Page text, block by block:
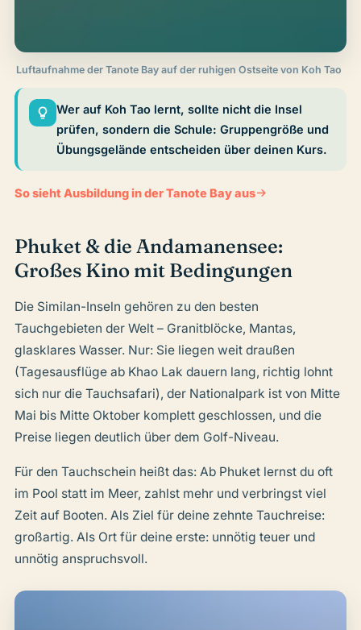
Luftaufnahme der Tanote Bay auf der ruhigen Ostseite von Koh Tao
Wer auf Koh Tao lernt, sollte nicht die Insel
prüfen, sondern die Schule: Gruppengröße und
Übungsgelände entscheiden über deinen Kurs.
So sieht Ausbildung in der Tanote Bay aus
Phuket & die Andamanensee:
Großes Kino mit Bedingungen
Die Similan-Inseln gehören zu den besten
Tauchgebieten der Welt – Granitblöcke, Mantas,
glasklares Wasser. Nur: Sie liegen weit draußen
(Tagesausflüge ab Khao Lak dauern lang, richtig lohnt
sich nur die Tauchsafari), der Nationalpark ist von Mitte
Mai bis Mitte Oktober komplett geschlossen, und die
Preise liegen deutlich über dem Golf-Niveau.
Für den Tauchschein heißt das: Ab Phuket lernst du oft
im Pool statt im Meer, zahlst mehr und verbringst viel
Zeit auf Booten. Als Ziel für deine zehnte Tauchreise:
großartig. Als Ort für deine erste: unnötig teuer und
unnötig anspruchsvoll.